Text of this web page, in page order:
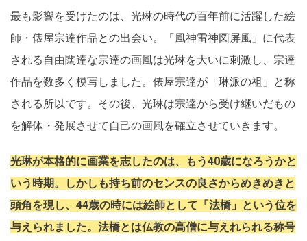
最も影響を受けたのは、光琳の時代の百年前に活躍した絵
師・俵屋宗達作品との出会い。「風神雷神図屏風」に代表
される自由闊達な宗達の画風は光琳を大いに刺激し、宗達
作品を数多く模写しました。俵屋宗達が「琳派の祖」と称
される所以です。その後、光琳は宗達から受け継いだもの
を解体・発展させて自己の画風を確立させていきます。
光琳が本格的に画業を志したのは、もう40歳になろうかと
いう時期。しかしも持ち前のセンスの良さからめきめきと
頭角を現し、44歳の時には絵師として「法橋」という位を
与えられました。法橋とは仏教の高僧に与えれられる称号